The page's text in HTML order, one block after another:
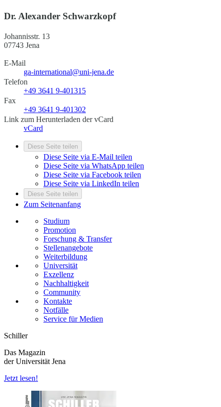
Dr. Alexander Schwarzkopf
Johannisstr. 13
07743 Jena
E-Mail
ga-international@uni-jena.de
Telefon
+49 3641 9-401315
Fax
+49 3641 9-401302
Link zum Herunterladen der vCard
vCard
Diese Seite teilen
Diese Seite via E-Mail teilen
Diese Seite via WhatsApp teilen
Diese Seite via Facebook teilen
Diese Seite via LinkedIn teilen
Diese Seite teilen
Zum Seitenanfang
Studium
Promotion
Forschung & Transfer
Stellenangebote
Weiterbildung
Universität
Exzellenz
Nachhaltigkeit
Community
Kontakte
Notfälle
Service für Medien
Schiller
Das Magazin
der Universität Jena
Jetzt lesen!